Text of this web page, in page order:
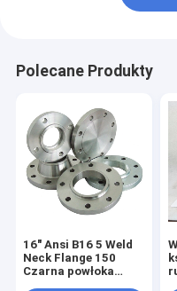
Polecane Produkty
16" Ansi B16 5 Weld
Neck Flange 150
Czarna powłoka